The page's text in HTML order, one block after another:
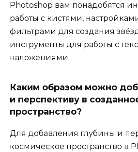
Photoshop вам понадобятся
работы с кистями,
фильтрами для создания
инструменты для работы с
наложениями.
Каким образом можно
и перспективу в
пространство?
Для добавления глубины и
космическое пространство в